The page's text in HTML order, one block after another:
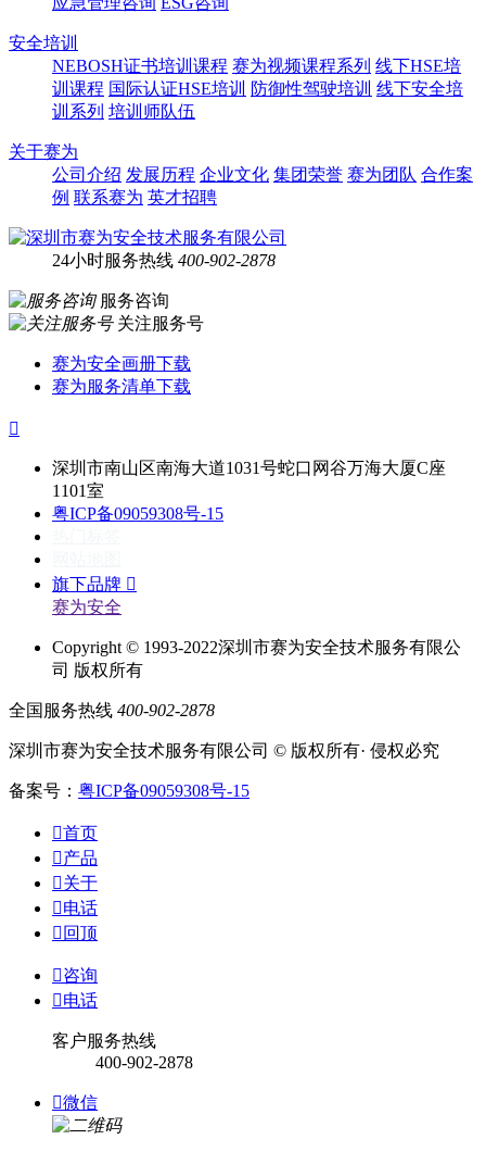
安全培训
NEBOSH证书培训课程 赛为视频课程系列 线下HSE培
训课程 国际认证HSE培训 防御性驾驶培训 线下安全培
训系列 培训师队伍
关于赛为
公司介绍 发展历程 企业文化 集团荣誉 赛为团队 合作案
例 联系赛为 英才招聘
24小时服务热线 400-902-2878
服务咨询
关注服务号
赛为安全画册下载
赛为服务清单下载

深圳市南山区南海大道1031号蛇口网谷万海大厦C座
1101室
粤ICP备09059308号-15
旗下品牌 
赛为安全
Copyright © 1993-2022深圳市赛为安全技术服务有限公
司 版权所有
全国服务热线 400-902-2878
深圳市赛为安全技术服务有限公司 © 版权所有· 侵权必究
备案号： 粤ICP备09059308号-15
首页
产品
关于
电话
 回顶
咨询
电话
客户服务热线
400-902-2878
微信